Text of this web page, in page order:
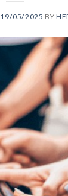
19/05/2025 BY